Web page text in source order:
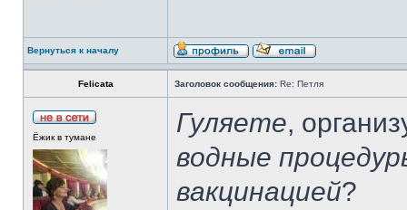
Вернуться к началу
Felicata Заголовок сообщения: Re: Петля
Ёжик в тумане Гуляете,
водные
вакцинацией?